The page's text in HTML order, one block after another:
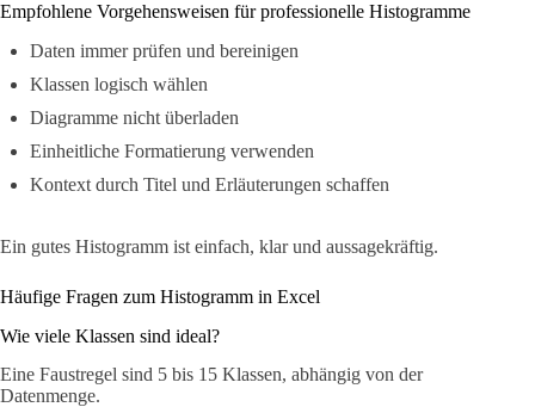
Empfohlene Vorgehensweisen für professionelle Histogramme
Daten immer prüfen und bereinigen
Klassen logisch wählen
Diagramme nicht überladen
Einheitliche Formatierung verwenden
Kontext durch Titel und Erläuterungen schaffen
Ein gutes Histogramm ist einfach, klar und aussagekräftig.
Häufige Fragen zum Histogramm in Excel
Wie viele Klassen sind ideal?
Eine Faustregel sind 5 bis 15 Klassen, abhängig von der
Datenmenge.